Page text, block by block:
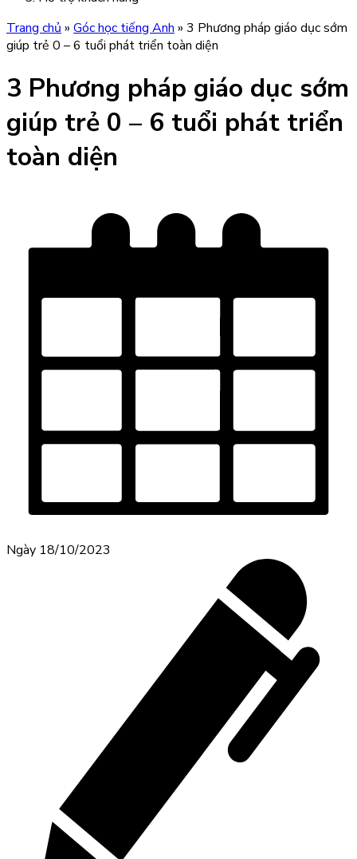
Trang chủ » Góc học tiếng Anh » 3 Phương pháp giáo dục sớm
giúp trẻ 0 – 6 tuổi phát triển toàn diện
3 Phương pháp giáo dục sớm
giúp trẻ 0 – 6 tuổi phát triển
toàn diện
Ngày 18/10/2023